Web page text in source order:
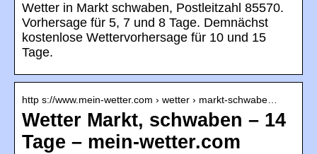
Wetter in Markt schwaben, Postleitzahl 85570.
Vorhersage für 5, 7 und 8 Tage. Demnächst
kostenlose Wettervorhersage für 10 und 15
Tage.
http s://www.mein-wetter.com › wetter › markt-schwabe…
Wetter Markt, schwaben – 14
Tage – mein-wetter.com